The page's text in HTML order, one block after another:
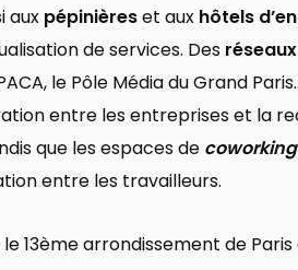
aux pépinièreset aux hôtels
de services. Des réseaux
le Pôle Média du Grand
entre les entreprises et la
que les espaces de coworking
entre les travailleurs.
le 13ème arrondissement de